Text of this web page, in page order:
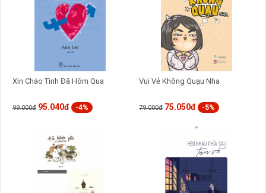
Xin Chào Tình Đã Hôm Qua
99.000đ 95.040đ -4%
Vui Vẻ Không Quạu Nha
79.000đ 75.050đ -5%